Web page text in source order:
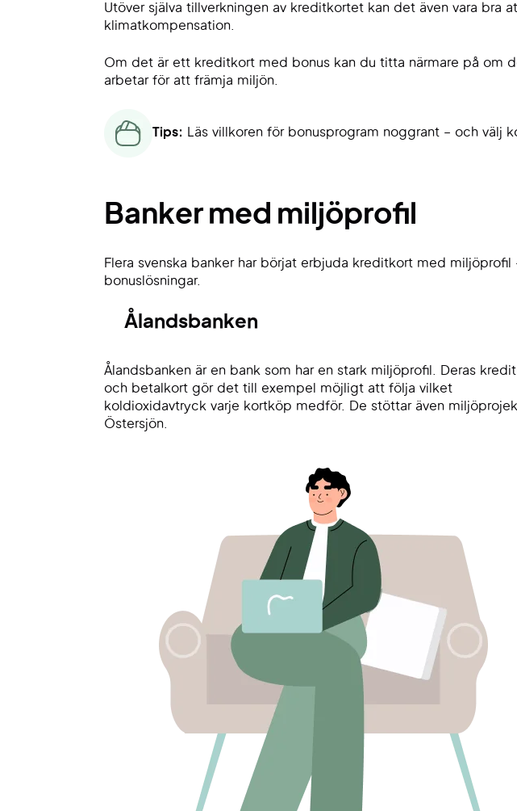
Utöver själva tillverkningen av kreditkortet kan det även vara bra
klimatkompensation.
Om det är ett kreditkort med bonus kan du titta närmare på om
arbetar för att främja miljön.
Tips: Läs villkoren för bonusprogram noggrant – och välj
Banker med miljöprofil
Flera svenska banker har börjat erbjuda kreditkort med
bonuslösningar.
Ålandsbanken
Ålandsbanken är en bank som har en stark miljöprofil. Deras
och betalkort gör det till exempel möjligt att följa vilket
koldioxidavtryck varje kortköp medför. De stöttar även
Östersjön.